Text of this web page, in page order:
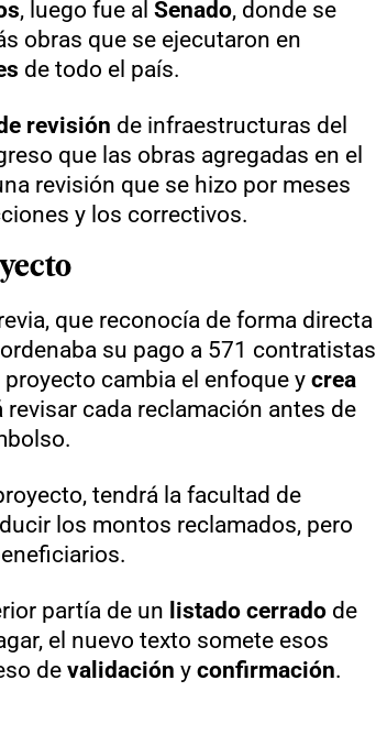
, luego fue al Senado, donde se
obras que se ejecutaron en
de todo el país.
revisión de infraestructuras del
que las obras agregadas en el
revisión que se hizo por meses
y los correctivos.
que reconocía de forma directa
su pago a 571 contratistas
cambia el enfoque ycrea
revisar cada reclamación antes de
tendrá la facultad de
los montos reclamados, pero
partía de un listado cerradode
el nuevo texto somete esos
de validación y confirmación.